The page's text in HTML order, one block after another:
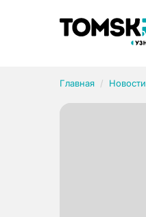
Главная Новости
Рубрики